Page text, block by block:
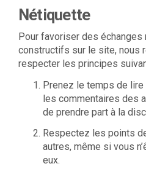
Nétiquette
Pour favoriser des
constructifs sur le site, nous
respecter les principes
Prenez le temps de
les commentaires des
de prendre part à la
Respectez les points
autres, même si vous
eux.